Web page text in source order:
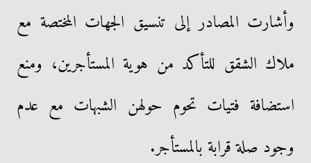
وأشارت المصادر إلى تنسيق الجهات المختصة مع
ملاك الشقق للتأكد من هوية المستأجرين، ومنع
استضافة فتيات تحوم حولهن الشبهات مع عدم
وجود صلة قرابة بالمستأجر.